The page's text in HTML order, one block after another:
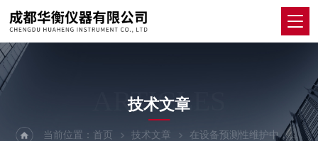
ARTICLES
技术文章
当前位置：首页 技术文章 在设备预测性维护中，智能红外测温仪如何发现轴承、电机异常升温？